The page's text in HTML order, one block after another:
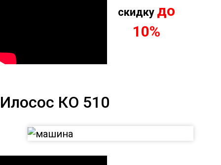
скидку до
10%
Илосос КО 510